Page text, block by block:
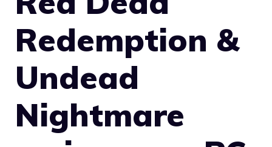
Redemption &
Undead
Nightmare